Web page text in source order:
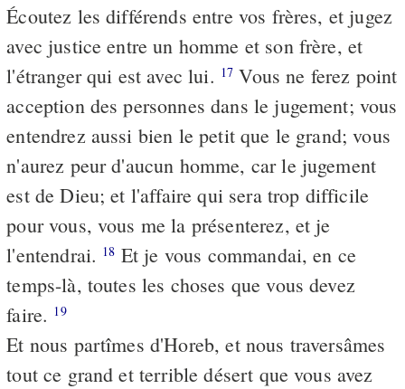
Écoutez les différends entre vos frères, et jugez
avec justice entre un homme et son frère, et
l'étranger qui est avec lui. 17 Vous ne ferez point
acception des personnes dans le jugement; vous
entendrez aussi bien le petit que le grand; vous
n'aurez peur d'aucun homme, car le jugement
est de Dieu; et l'affaire qui sera trop difficile
pour vous, vous me la présenterez, et je
l'entendrai. 18 Et je vous commandai, en ce
temps-là, toutes les choses que vous devez
faire. 19
Et nous partîmes d'Horeb, et nous traversâmes
tout ce grand et terrible désert que vous avez